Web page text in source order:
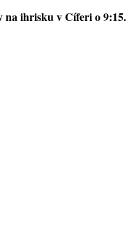
na ihrisku v Cíferi o 9:15.